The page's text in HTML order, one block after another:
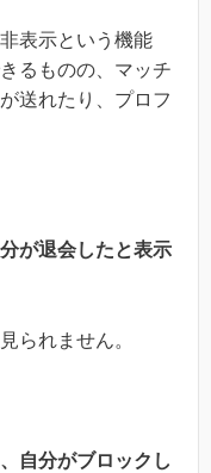
表示という機能
るものの、マッチ
送れたり、プロフ
が退会したと表示
られません。
、
自分がブロックし